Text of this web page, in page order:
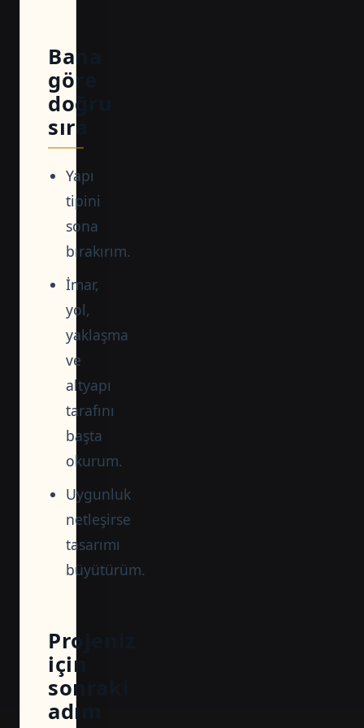
Bana
göre
doğru
sıra
Yapı
tipini
sona
bırakırım.
İmar,
yol,
yaklaşma
ve
altyapı
tarafını
başta
okurum.
Uygunluk
netleşirse
tasarımı
büyütürüm.
Projeniz
için
sonraki
adım